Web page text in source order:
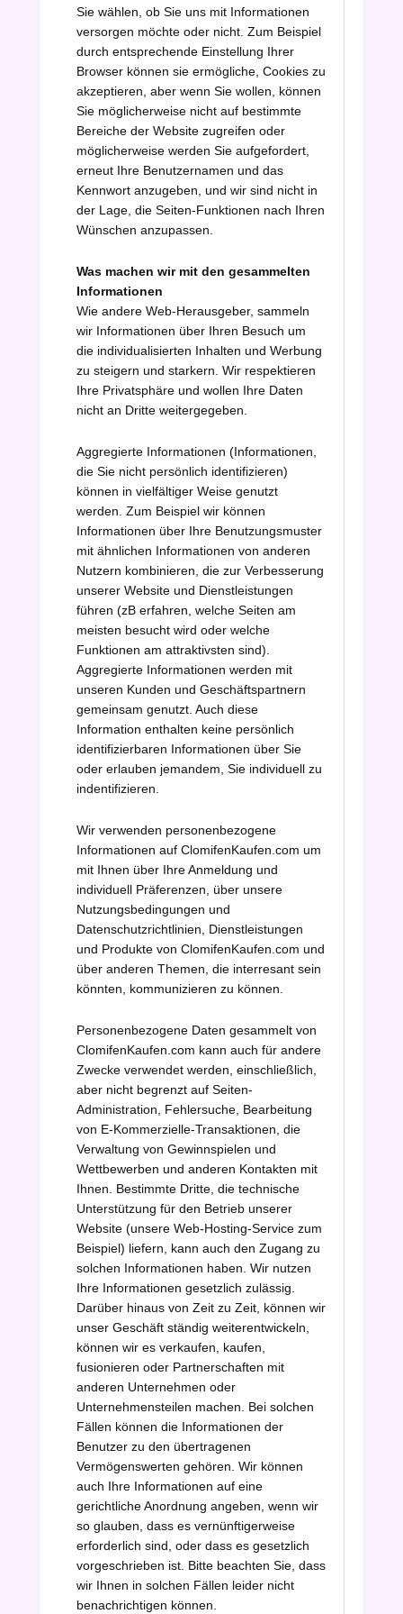
Sie wählen, ob Sie uns mit Informationen
versorgen möchte oder nicht. Zum Beispiel
durch entsprechende Einstellung Ihrer
Browser können sie ermögliche, Cookies zu
akzeptieren, aber wenn Sie wollen, können
Sie möglicherweise nicht auf bestimmte
Bereiche der Website zugreifen oder
möglicherweise werden Sie aufgefordert,
erneut Ihre Benutzernamen und das
Kennwort anzugeben, und wir sind nicht in
der Lage, die Seiten-Funktionen nach Ihren
Wünschen anzupassen.
Was machen wir mit den gesammelten
Informationen
Wie andere Web-Herausgeber, sammeln
wir Informationen über Ihren Besuch um
die individualisierten Inhalten und Werbung
zu steigern und starkern. Wir respektieren
Ihre Privatsphäre und wollen Ihre Daten
nicht an Dritte weitergegeben.
Aggregierte Informationen (Informationen,
die Sie nicht persönlich identifizieren)
können in vielfältiger Weise genutzt
werden. Zum Beispiel wir können
Informationen über Ihre Benutzungsmuster
mit ähnlichen Informationen von anderen
Nutzern kombinieren, die zur Verbesserung
unserer Website und Dienstleistungen
führen (zB erfahren, welche Seiten am
meisten besucht wird oder welche
Funktionen am attraktivsten sind).
Aggregierte Informationen werden mit
unseren Kunden und Geschäftspartnern
gemeinsam genutzt. Auch diese
Information enthalten keine persönlich
identifizierbaren Informationen über Sie
oder erlauben jemandem, Sie individuell zu
indentifizieren.
Wir verwenden personenbezogene
Informationen auf ClomifenKaufen.com um
mit Ihnen über Ihre Anmeldung und
individuell Präferenzen, über unsere
Nutzungsbedingungen und
Datenschutzrichtlinien, Dienstleistungen
und Produkte von ClomifenKaufen.com und
über anderen Themen, die interresant sein
könnten, kommunizieren zu können.
Personenbezogene Daten gesammelt von
ClomifenKaufen.com kann auch für andere
Zwecke verwendet werden, einschließlich,
aber nicht begrenzt auf Seiten-
Administration, Fehlersuche, Bearbeitung
von E-Kommerzielle-Transaktionen, die
Verwaltung von Gewinnspielen und
Wettbewerben und anderen Kontakten mit
Ihnen. Bestimmte Dritte, die technische
Unterstützung für den Betrieb unserer
Website (unsere Web-Hosting-Service zum
Beispiel) liefern, kann auch den Zugang zu
solchen Informationen haben. Wir nutzen
Ihre Informationen gesetzlich zulässig.
Darüber hinaus von Zeit zu Zeit, können wir
unser Geschäft ständig weiterentwickeln,
können wir es verkaufen, kaufen,
fusionieren oder Partnerschaften mit
anderen Unternehmen oder
Unternehmensteilen machen. Bei solchen
Fällen können die Informationen der
Benutzer zu den übertragenen
Vermögenswerten gehören. Wir können
auch Ihre Informationen auf eine
gerichtliche Anordnung angeben, wenn wir
so glauben, dass es vernünftigerweise
erforderlich sind, oder dass es gesetzlich
vorgeschrieben ist. Bitte beachten Sie, dass
wir Ihnen in solchen Fällen leider nicht
benachrichtigen können.